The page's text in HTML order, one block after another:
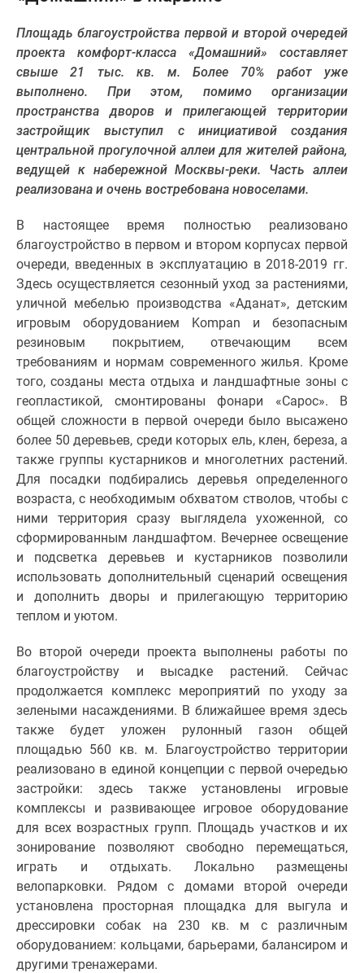
предложения
Коммерческие
помещения
Продавцы
застройщики
Панорамы
новостроек
Видеообзор
Экспертиза
новостроек
Экология
Москвы
Подмосковья
Студии
комнатные
комнатные
комнатные
Квартиры
карте
Ипотечный
калькулятор
Семейная
ипотека
Военная
ипотека
Банки
программы
недвижимости
Мнение
эксперта
рынка
Покупателю
Экспертиза
новостроек
Эксперты
авторы
Площадь благоустройства первой и второй очередей
проекта комфорт-класса «Домашний» составляет
свыше 21 тыс. кв. м. Более 70% работ уже
выполнено. При этом, помимо организации
пространства дворов и прилегающей территории
застройщик выступил с инициативой создания
центральной прогулочной аллеи для жителей района,
ведущей к набережной Москвы-реки. Часть аллеи
реализована и очень востребована новоселами.
В настоящее время полностью реализовано
благоустройство в первом и втором корпусах первой
очереди, введенных в эксплуатацию в 2018-2019 гг.
Здесь осуществляется сезонный уход за растениями,
уличной мебелью производства «Аданат», детским
игровым оборудованием Kompan и безопасным
резиновым покрытием, отвечающим всем
требованиям и нормам современного жилья. Кроме
того, созданы места отдыха и ландшафтные зоны с
геопластикой, смонтированы фонари «Сарос». В
общей сложности в первой очереди было высажено
более 50 деревьев, среди которых ель, клен, береза, а
также группы кустарников и многолетних растений.
Для посадки подбирались деревья определенного
возраста, с необходимым обхватом стволов, чтобы с
ними территория сразу выглядела ухоженной, со
сформированным ландшафтом. Вечернее освещение
и подсветка деревьев и кустарников позволили
использовать дополнительный сценарий освещения
и дополнить дворы и прилегающую территорию
теплом и уютом.
Во второй очереди проекта выполнены работы по
благоустройству и высадке растений. Сейчас
продолжается комплекс мероприятий по уходу за
зелеными насаждениями. В ближайшее время здесь
также будет уложен рулонный газон общей
площадью 560 кв. м. Благоустройство территории
реализовано в единой концепции с первой очередью
застройки: здесь также установлены игровые
комплексы и развивающее игровое оборудование
для всех возрастных групп. Площадь участков и их
зонирование позволяют свободно перемещаться,
играть и отдыхать. Локально размещены
велопарковки. Рядом с домами второй очереди
установлена просторная площадка для выгула и
дрессировки собак на 230 кв. м с различным
оборудованием: кольцами, барьерами, балансиром и
другими тренажерами.